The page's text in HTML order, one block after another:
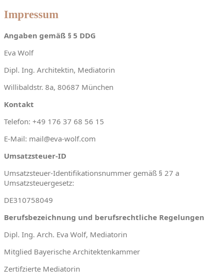
Impressum
Angaben gemäß § 5 DDG
Eva Wolf
Dipl. Ing. Architektin, Mediatorin
Willibaldstr. 8a, 80687 München
Kontakt
Telefon: +49 176 37 68 56 15
E-Mail: mail@eva-wolf.com
Umsatzsteuer-ID
Umsatzsteuer-Identifikationsnummer gemäß § 27 a
Umsatzsteuergesetz:
DE310758049
Berufsbezeichnung und berufsrechtliche Regelungen
Dipl. Ing. Arch. Eva Wolf, Mediatorin
Mitglied Bayerische Architektenkammer
Zertifzierte Mediatorin